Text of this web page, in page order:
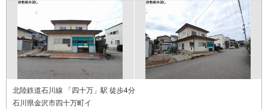
北陸鉄道石川線 「四十万」駅 徒歩4分
石川県金沢市四十万町イ